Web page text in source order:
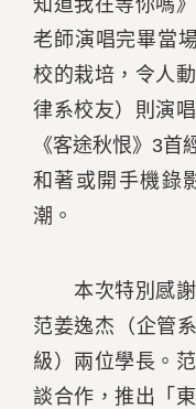
知道我在等你嗎
老師演唱完畢當
校的栽培，令人
律系校友）則演
《客途秋恨》3
和著或開手機錄
潮。
本次特別感謝
范姜逸杰（企管
級）兩位學長。
談合作，推出「